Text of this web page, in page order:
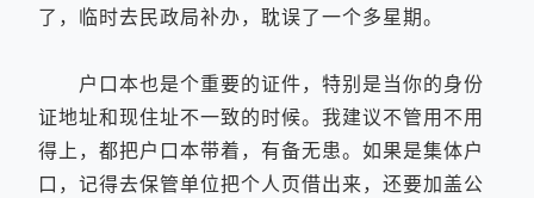
了，临时去民政局补办，耽误了一个多星期。
户口本也是个重要的证件，特别是当你的身份
证地址和现住址不一致的时候。我建议不管用不用
得上，都把户口本带着，有备无患。如果是集体户
口，记得去保管单位把个人页借出来，还要加盖公